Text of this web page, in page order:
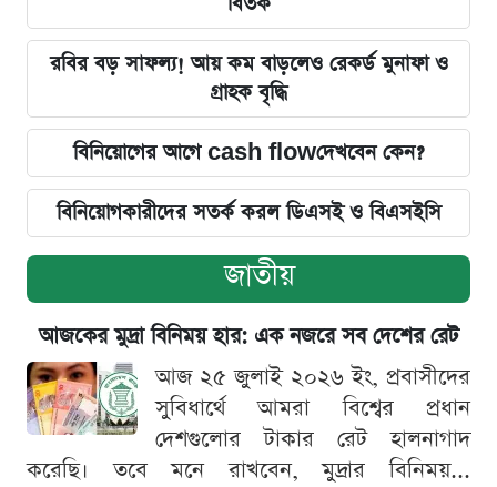
রবির বড় সাফল্য! আয় কম বাড়লেও রেকর্ড মুনাফা ও
গ্রাহক বৃদ্ধি
বিনিয়োগের আগে cash flowদেখবেন কেন?
বিনিয়োগকারীদের সতর্ক করল ডিএসই ও বিএসইসি
জাতীয়
আজকের মুদ্রা বিনিময় হার: এক নজরে সব দেশের রেট
আজ ২৫ জুলাই ২০২৬ ইং, প্রবাসীদের
সুবিধার্থে আমরা বিশ্বের প্রধান
দেশগুলোর টাকার রেট হালনাগাদ
করেছি। তবে মনে রাখবেন, মুদ্রার বিনিময়...